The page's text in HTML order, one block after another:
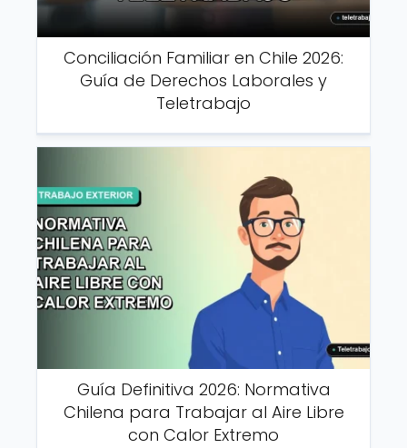
Conciliación Familiar en Chile 2026:
Guía de Derechos Laborales y
Teletrabajo
Guía Definitiva 2026: Normativa
Chilena para Trabajar al Aire Libre
con Calor Extremo